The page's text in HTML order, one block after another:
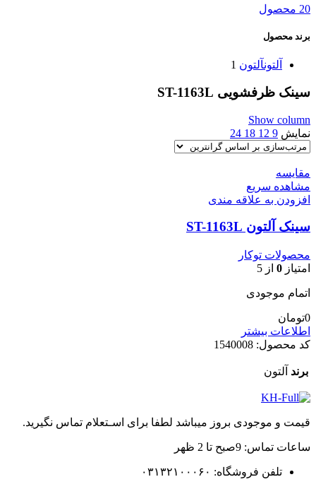
20 محصول
برند محصول
آلتونآلتون 1
سینک ظرفشویی ST-1163L
Show column
نمایش 9
12
18
24
مقایسه
مشاهده سریع
افزودن به علاقه مندی
سینک آلتون ST-1163L
محصولات توکار
امتیاز 0 از 5
اتمام موجودی
0تومان
اطلاعات بیشتر
کد محصول: 1540008
برند آلتون
قیمت و موجودی بروز میباشد لطفا برای اسـتعلام تماس نگیرید.
ساعات تماس: 9صبح تا 2 ظهر
تلفن فروشگاه: ۰۳۱۳۲۱۰۰۰۶۰